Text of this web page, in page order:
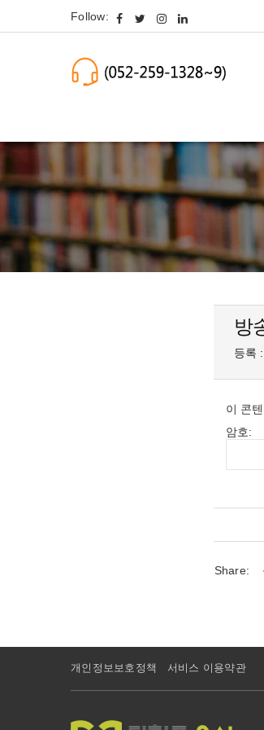
Follow:
방
등록
이 콘
암호:
Share:
개인정보보호정책 서비스 이용약관